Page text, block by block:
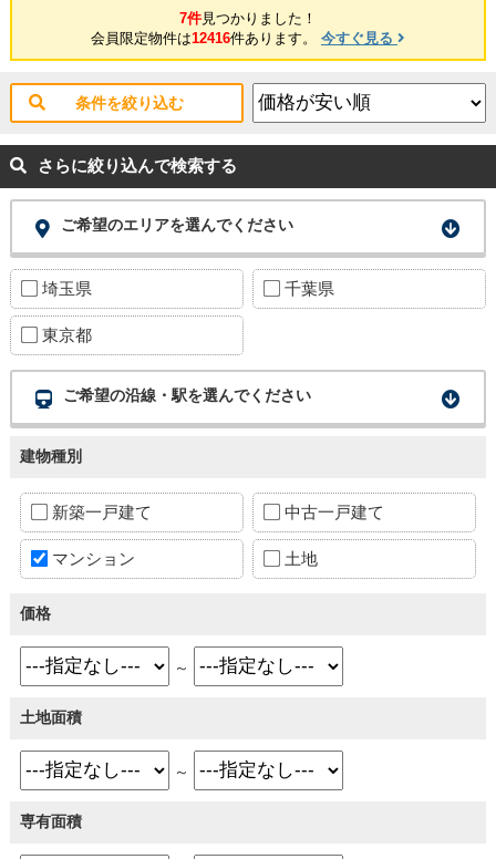
7件見つかりました！
会員限定物件は12416件あります。 今すぐ見る
条件を絞り込む
さらに絞り込んで検索する
ご希望のエリアを選んでください
埼玉県 千葉県
東京都
ご希望の沿線・駅を選んでください
建物種別
新築一戸建て 中古一戸建て
マンション 土地
価格
～
土地面積
～
専有面積